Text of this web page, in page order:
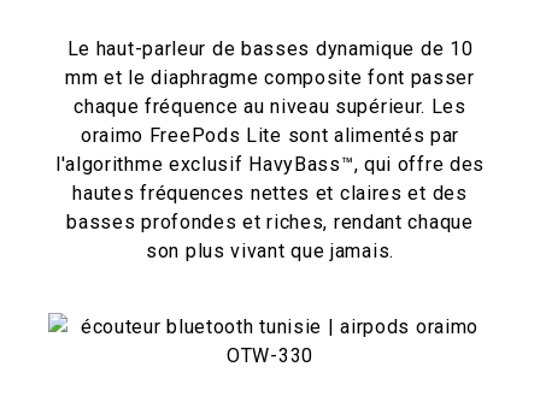
Le haut-parleur de basses dynamique de 10
mm et le diaphragme composite font passer
chaque fréquence au niveau supérieur. Les
oraimo FreePods Lite sont alimentés par
l'algorithme exclusif HavyBass™, qui offre des
hautes fréquences nettes et claires et des
basses profondes et riches, rendant chaque
son plus vivant que jamais.